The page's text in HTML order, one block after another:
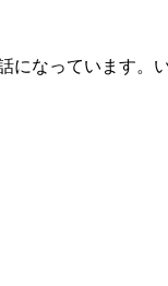
なっています。